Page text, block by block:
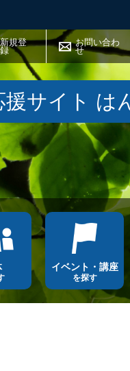
新規登
録
お問い合わ
せ
サイト は
イベント・講座
を探す